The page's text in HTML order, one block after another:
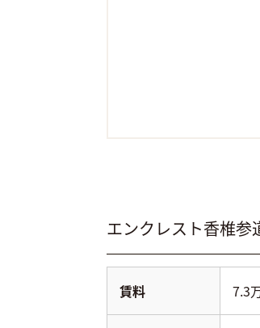
エンクレスト香椎参
賃料 7.3